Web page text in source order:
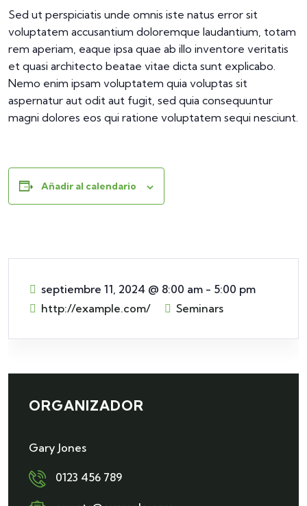
Sed ut perspiciatis unde omnis iste natus error sit
voluptatem accusantium doloremque laudantium, totam
rem aperiam, eaque ipsa quae ab illo inventore veritatis
et quasi architecto beatae vitae dicta sunt explicabo.
Nemo enim ipsam voluptatem quia voluptas sit
aspernatur aut odit aut fugit, sed quia consequuntur
magni dolores eos qui ratione voluptatem sequi nesciunt.
Añadir al calendario
septiembre 11, 2024 @ 8:00 am - 5:00 pm
http://example.com/
Seminars
ORGANIZADOR
Gary Jones
0123 456 789